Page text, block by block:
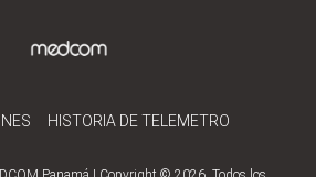
HISTORIA DE TELEMETRO